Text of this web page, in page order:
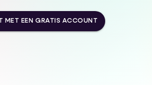
MET EEN GRATIS ACCOUNT